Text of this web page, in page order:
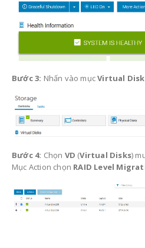
Bước 3: Nhấn vào mụcVirtual
Bước 4: Chọn VD (Virtual Disks)
Mục Action chọn RAID Level